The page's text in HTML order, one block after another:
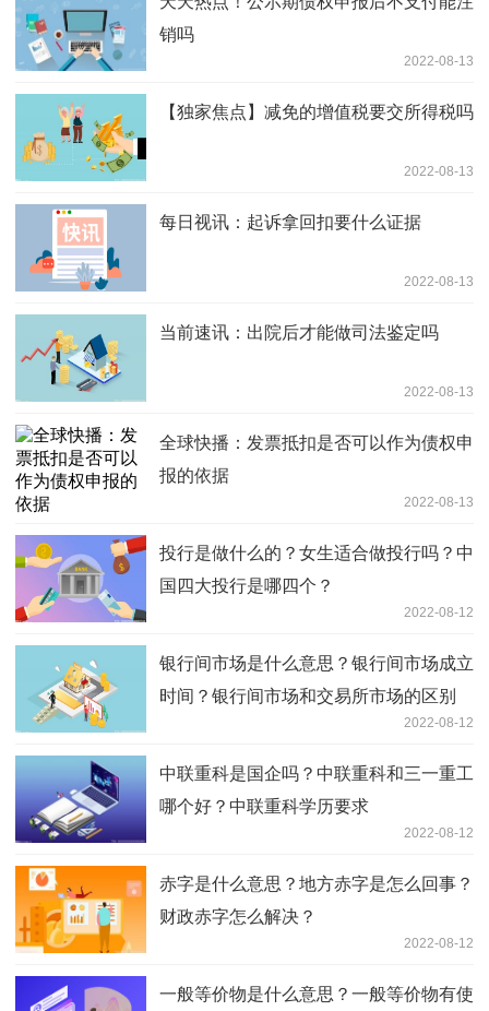
销吗
2022-08-13
【独家焦点】减免的增值税要交所得税吗
2022-08-13
每日视讯：起诉拿回扣要什么证据
2022-08-13
当前速讯：出院后才能做司法鉴定吗
2022-08-13
全球快播：发票抵扣是否可以作为债权申
报的依据
2022-08-13
投行是做什么的？女生适合做投行吗？中
国四大投行是哪四个？
2022-08-12
银行间市场是什么意思？银行间市场成立
时间？银行间市场和交易所市场的区别
2022-08-12
中联重科是国企吗？中联重科和三一重工
哪个好？中联重科学历要求
2022-08-12
赤字是什么意思？地方赤字是怎么回事？
财政赤字怎么解决？
2022-08-12
一般等价物是什么意思？一般等价物有使